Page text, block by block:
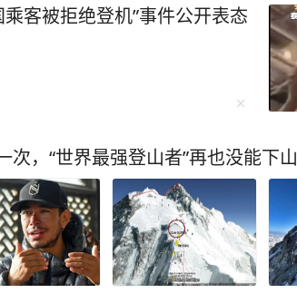
客被拒绝登机”事件公开表态
次，“世界最强登山者”再也没能下山